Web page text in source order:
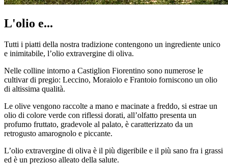
L'olio e...
Tutti i piatti della nostra tradizione contengono un ingrediente unico
e inimitabile, l’olio extravergine di oliva.
Nelle colline intorno a Castiglion Fiorentino sono numerose le
cultivar di pregio: Leccino, Moraiolo e Frantoio forniscono un olio
di altissima qualità.
Le olive vengono raccolte a mano e macinate a freddo, si estrae un
olio di colore verde con riflessi dorati, all’olfatto presenta un
profumo fruttato, gradevole al palato, è caratterizzato da un
retrogusto amarognolo e piccante.
L’olio extravergine di oliva è il più digeribile e il più sano fra i grassi
ed è un prezioso alleato della salute.